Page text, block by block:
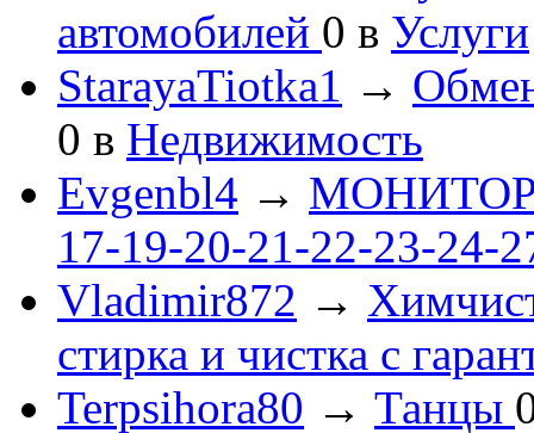
автомобилей 0 в Услуги
StarayaTiotka1
→
0 в Недвижимость
Evgenbl4 → МОНИТОРЫ
17-19-20-21-22-23-24-
Vladimir872 →
стирка и чистка с
Terpsihora80 → Танцы